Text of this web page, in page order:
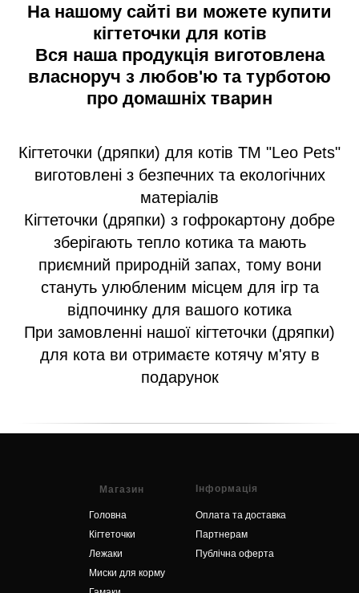
На нашому сайті ви можете купити
кігтеточки для котів
Вся наша продукція виготовлена
власноруч з любов'ю та турботою
про домашніх тварин
Кігтеточки (дряпки) для котів ТМ "Leo Pets"
виготовлені з безпечних та екологічних
матеріалів
Кігтеточки (дряпки) з гофрокартону добре
зберігають тепло котика та мають
приємний природній запах, тому вони
стануть улюбленим місцем для ігр та
відпочинку для вашого котика
При замовленні нашої кігтеточки (дряпки)
для кота ви отримаєте котячу м'яту в
подарунок
Магазин
Головна
Кігтеточки
Лежаки
Миски для корму
Інформація
Оплата та доставка
Партнерам
Публічна оферта